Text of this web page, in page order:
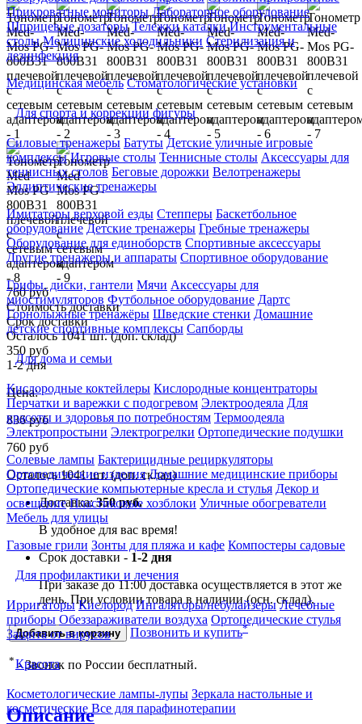
Прикроватные мониторы Лабораторное оборудование
Шприцевые дозаторы Тележки каталки Инструментальные
столы Медицинские холодильники Стерилизация и
дезинфекция
Медицинская мебель Стоматологические установки
Для спорта и коррекции фигуры
Силовые тренажеры Батуты Детские уличные игровые
комплексы Игровые столы Теннисные столы Аксессуары для
теннисных столов Беговые дорожки Велотренажеры
Эллиптические тренажеры
Имитаторы верховой езды Степперы Баскетбольное
оборудование Детские тренажеры Гребные тренажеры
Оборудование для единоборств Спортивные аксессуары
Другие тренажеры и аппараты Спортивное оборудование
Грифы, диски, гантели Мячи Аксессуары для
миостимуляторов Футбольное оборудование Дартс
Горнолыжные тренажёры Шведские стенки Домашние
детские спортивные комплексы Сапборды
Для дома и семьи
Кислородные коктейлеры Кислородные концентраторы
Перчатки и варежки с подогревом Электроодеяла Для
красоты и здоровья по потребностям Термоодеяла
Электропростыни Электрогрелки Ортопедические подушки
Солевые лампы Бактерицидные рециркуляторы
Ортопедические изделия Домашние медицинские приборы
Ортопедические компьютерные кресла и стулья Декор и
освещение Пластиковые хозблоки Уличные обогреватели
Мебель для улицы
Газовые грили Зонты для пляжа и кафе Компостеры садовые
Для профилактики и лечения
Ирригаторы Кислород Ингаляторы/небулайзеры Лечебные
приборы Обеззараживатели воздуха Ортопедические стулья
Защита от вирусов
Красота
Косметологические лампы-лупы Зеркала настольные и
косметические Все для парафинотерапии
760 руб
Стоимость доставки
Срок доставки
Осталось 1041 шт. (доп. склад)
350 руб
1-2 дня
Цена:
836руб
760 руб
Осталось 1041 шт. (доп. склад)
Доставка:350 руб.
В удобное для вас время!
Срок доставки - 1-2 дня
При заказе до 11:00 доставка осуществляется в этот же
день. При условии товара в наличии (осн. склад).
Добавить в корзину Позвонить и купить*
*- Звонок по России бесплатный.
Описание